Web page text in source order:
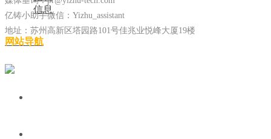
信息
亿铸小助手微信：Yizhu_assistant
地址：苏州高新区塔园路101号佳兆业悦峰大厦19楼
网站导航